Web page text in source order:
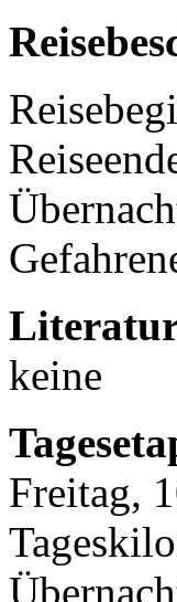
keine
Freitag,